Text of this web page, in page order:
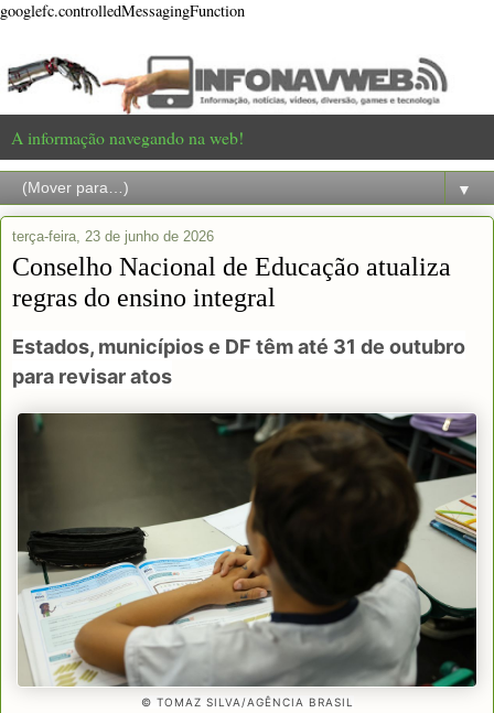
googlefc.controlledMessagingFunction
A informação navegando na web!
▼
terça-feira, 23 de junho de 2026
Conselho Nacional de Educação atualiza
regras do ensino integral
Estados, municípios e DF têm até 31 de outubro
para revisar atos
© TOMAZ SILVA/AGÊNCIA BRASIL